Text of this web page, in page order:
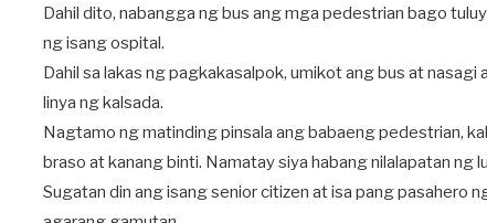
Dahil dito, nabangga ng bus ang mga pedestrian bago
ng isang ospital.
Dahil sa lakas ng pagkakasalpok, umikot ang bus at
linya ng kalsada.
Nagtamo ng matinding pinsala ang babaeng pedestrian,
braso at kanang binti. Namatay siya habang nilalapatan ng
Sugatan din ang isang senior citizen at isa pang pasahero